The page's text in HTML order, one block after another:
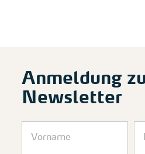
Anmeldung
Newsletter